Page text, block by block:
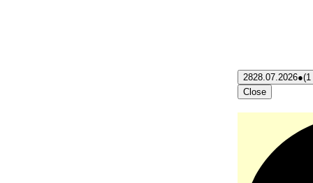
2828.07.2026●(1
Close